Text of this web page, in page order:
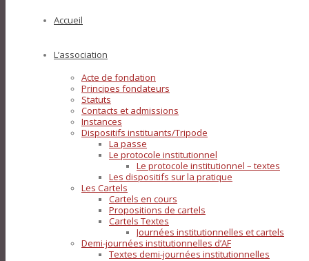
Accueil
L’association
Acte de fondation
Principes fondateurs
Statuts
Contacts et admissions
Instances
Dispositifs instituants/Tripode
La passe
Le protocole institutionnel
Le protocole institutionnel – textes
Les dispositifs sur la pratique
Les Cartels
Cartels en cours
Propositions de cartels
Cartels Textes
Journées institutionnelles et cartels
Demi-journées institutionnelles d’AF
Textes demi-journées institutionnelles